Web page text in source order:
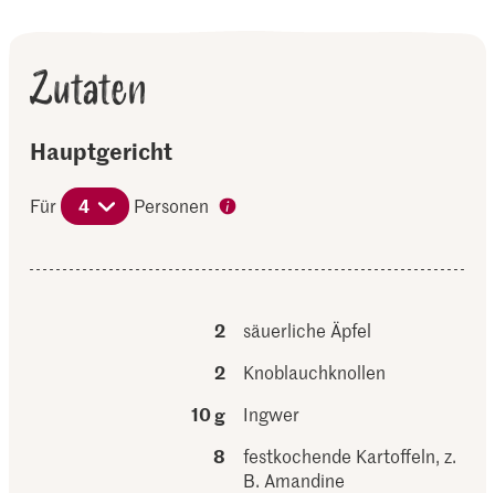
Zutaten
Hauptgericht
Für 4 Personen
2
säuerliche Äpfel
2
Knoblauchknollen
10 g
Ingwer
8
festkochende Kartoffeln, z.
B. Amandine